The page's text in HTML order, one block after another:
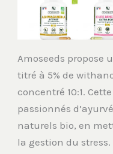
Amoseeds propose
titré à 5% de
concentré 10:1.
passionnés
naturels bio, en
la gestion du stress.